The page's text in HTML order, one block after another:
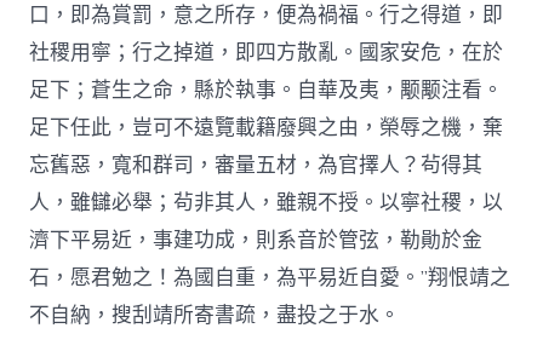
口，即為賞罰，意之所存，便為禍福。行之得道，即
社稷用寧；行之掉道，即四方散亂。國家安危，在於
足下；蒼生之命，縣於執事。自華及夷，颙颙注看。
足下任此，豈可不遠覽載籍廢興之由，榮辱之機，棄
忘舊惡，寬和群司，審量五材，為官擇人？茍得其
人，雖讎必舉；茍非其人，雖親不授。以寧社稷，以
濟下平易近，事建功成，則系音於管弦，勒勛於金
石，愿君勉之！為國自重，為平易近自愛。”翔恨靖之
不自納，搜刮靖所寄書疏，盡投之于水。